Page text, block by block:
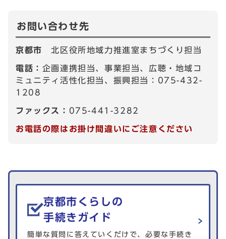
お問い合わせ先
京都市北区役所地域力推進室まちづくり担当
電話： 企画連携担当、事業担当、広聴・地域コ
ミュニティ活性化担当、振興担当：075-432-
1208
ファックス： 075-441-3282
お電話の際はお掛け間違いにご注意ください
生活情報を探す
京都市くらしの
手続きガイド
簡単な質問に答えていくだけで、必要な手続き